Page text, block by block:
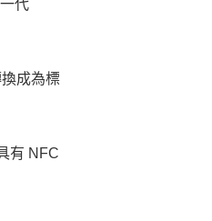
代
成為標
有 NFC